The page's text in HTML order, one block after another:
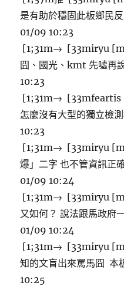
是有助於穩固此板鄉民
01/09 10:23
[1;31m→ [33miryu [m
囧、國光、kmt
10:23
[1;31m→ [33mfeartis
怎麼沒有大型的獨
10:23
[1;31m→ [33miryu [m
爆」二字 也不管資訊
01/09 10:24
[1;31m→ [33miryu [m
又如何？ 說法跟馬政府
01/09 10:24
[1;31m→ [33miryu [m
知的文盲出來罵馬囧
10:25